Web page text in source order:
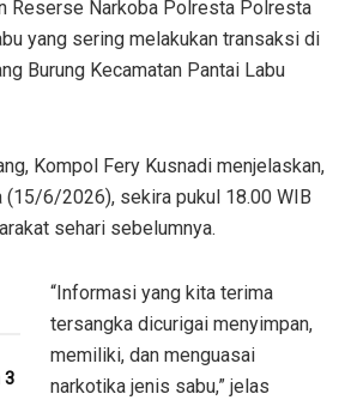
Reserse Narkoba Polresta Polresta
yang sering melakukan transaksi di
Burung Kecamatan Pantai Labu
Kompol Fery Kusnadi menjelaskan,
6/2026), sekira pukul 18.00 WIB
sehari sebelumnya.
3
“Informasi yang kita terima
tersangka dicurigai menyimpan,
memiliki, dan menguasai
narkotika jenis sabu,” jelas